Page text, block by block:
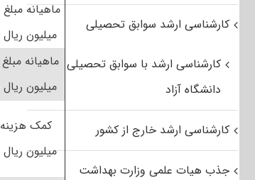
ماهیانه
میلیون ریال
ماهیانه
میلیون ریال
کمک
میلیون ریال
کارشناسی ارشد سوابق تحصیلی
کارشناسی ارشد با سوابق تحصیلی
دانشگاه آزاد
کارشناسی ارشد خارج از کشور
جذب هیات علمی وزارت بهداشت